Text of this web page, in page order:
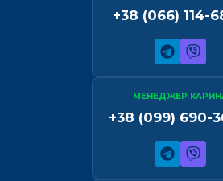
+38 (066) 114-
МЕНЕДЖЕР
+38 (099) 690-